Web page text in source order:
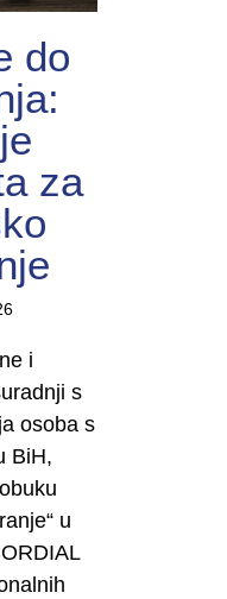
do
za
i
s
osoba s
BiH,
u